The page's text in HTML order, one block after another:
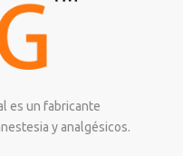
es un fabricante
y analgésicos.